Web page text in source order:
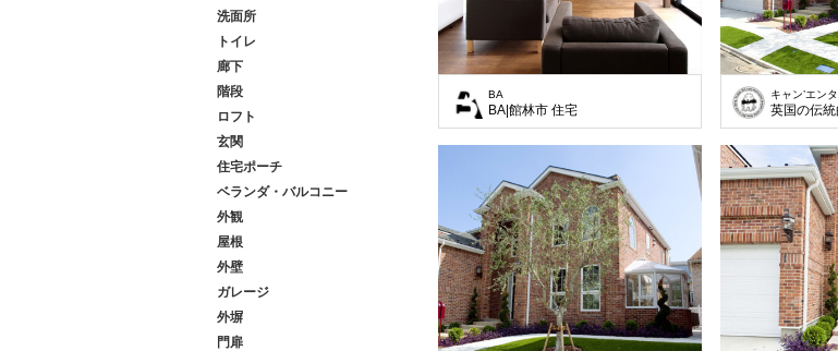
洗面所
トイレ
廊下
階段
ロフト
玄関
住宅ポーチ
ベランダ・バルコニー
外観
屋根
外壁
ガレージ
外塀
門扉
BA
BA|館林市 住宅
キャン’エン
英国の伝統